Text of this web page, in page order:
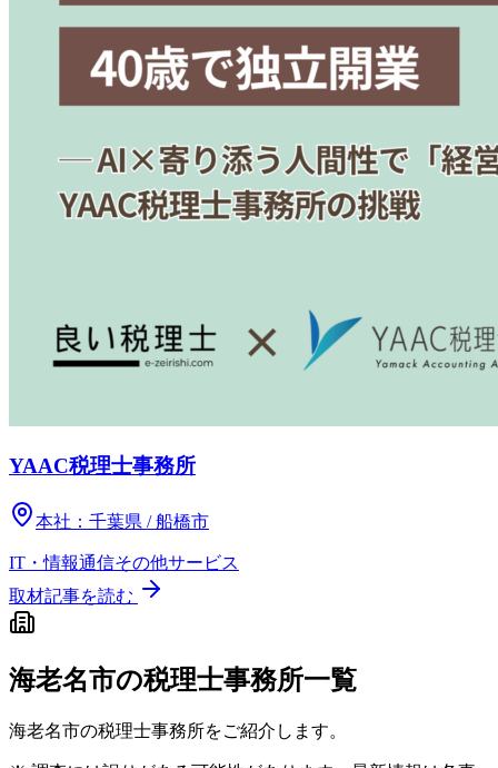
YAAC税理士事務所
本社： 千葉県 / 船橋市
IT・情報通信その他サービス
取材記事を読む
海老名市の税理士事務所一覧
海老名市の税理士事務所をご紹介します。